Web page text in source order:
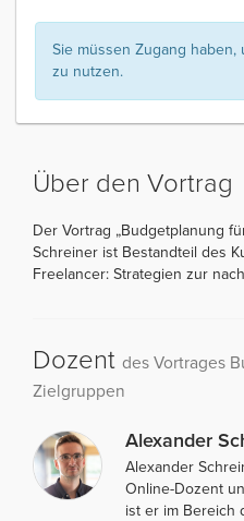
Sie müssen Zugang haben,
zu nutzen.
Über den Vortrag
Der Vortrag „Budgetplanung
Schreiner ist Bestandteil des
Freelancer: Strategien zur
Dozent des Vortrages
Zielgruppen
Alexander
Alexander
Online-Dozent
ist er im Bereich